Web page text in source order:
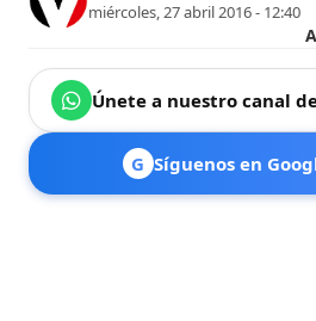
miércoles, 27 abril 2016 - 12:40
Únete a nuestro canal
G Síguenos en